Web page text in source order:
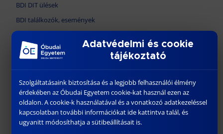
BDI DIT ülések
BDI találkozók, események
Habilitációs eljárások
Afrika Kutatóintézet
Egyetemi Doktori és Habilitációs Tanács
Egyetemi Doktori és Habilitációs Iroda
EDHT határozattár
Adatvédelmi és cookie
tájékoztató
Szolgáltatásaink biztosítása és a legjobb felhasználói élmény
érdekében az Óbudai Egyetem cookie-kat használ ezen az
oldalon. A cookie-k használatával és a vonatkozó adatkezeléssel
kapcsolatban további információkat ide kattintva talál, és
ugyanitt módosíthatja a sütibeállításait is.